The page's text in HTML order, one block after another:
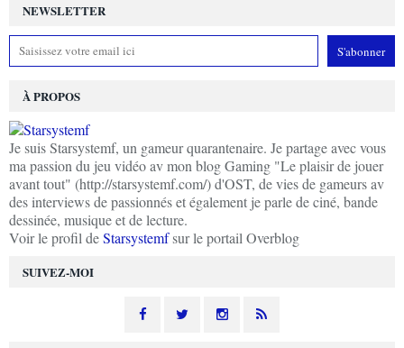
NEWSLETTER
SUIVEZ-MOI
À PROPOS
Je suis Starsystemf, un gameur quarantenaire. Je partage avec vous
ma passion du jeu vidéo av mon blog Gaming "Le plaisir de jouer
avant tout" (http://starsystemf.com/) d'OST, de vies de gameurs av
des interviews de passionnés et également je parle de ciné, bande
dessinée, musique et de lecture.
Voir le profil deStarsystemfsur le portail Overblog